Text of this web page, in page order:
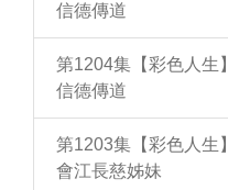
信德傳道
第1204集【彩色人生
信德傳道
第1203集【彩色人生
會江長慈姊妹